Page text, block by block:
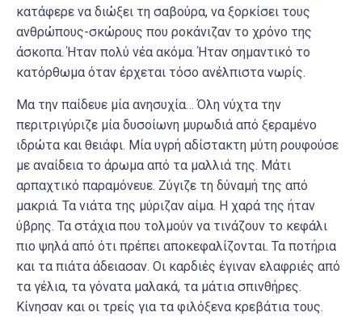
κατάφερε να διώξει τη σαβούρα, να ξορκίσει τους
ανθρώπους-σκώρους που ροκάνιζαν το χρόνο της
άσκοπα. Ήταν πολύ νέα ακόμα. Ήταν σημαντικό το
κατόρθωμα όταν έρχεται τόσο ανέλπιστα νωρίς.
Μα την παίδευε μία ανησυχία… Όλη νύχτα την
περιτριγύριζε μία δυσοίωνη μυρωδιά από ξεραμένο
ιδρώτα και θειάφι. Μία υγρή αδίστακτη μύτη ρουφούσε
με αναίδεια το άρωμα από τα μαλλιά της. Μάτι
αρπαχτικό παραμόνευε. Ζύγιζε τη δύναμή της από
μακριά. Τα νιάτα της μύριζαν αίμα. Η χαρά της ήταν
ύβρης. Τα στάχια που τολμούν να τινάζουν το κεφάλι
πιο ψηλά από ότι πρέπει αποκεφαλίζονται. Τα ποτήρια
και τα πιάτα άδειασαν. Οι καρδιές έγιναν ελαφριές από
τα γέλια, τα γόνατα μαλακά, τα μάτια σπινθήρες.
Κίνησαν και οι τρείς για τα φιλόξενα κρεβάτια τους.